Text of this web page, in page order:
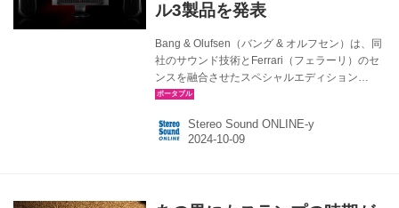
ル3製品を発表
Bang & Olufsen（バング & オルフセン）は、同
社のサウンド技術とFerrari（フェラーリ）のセ
ンスを融合させたスペシャルエディション
「FERRARI COLLECTION（フェラーリ コレク
受注生産で、Bang & Olufsenを代表する3アイ
テム、スピーカー「Beolab 50（ベオラブ
Stereo Sound ONLINE-y